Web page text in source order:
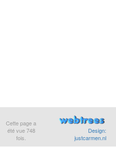
Cette page a
été vue748
fois.
Design:
justcarmen.nl